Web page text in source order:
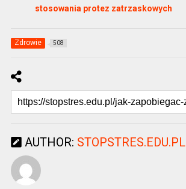
stosowania protez zatrzaskowych
Zdrowie 508
AUTHOR: STOPSTRES.EDU.PL